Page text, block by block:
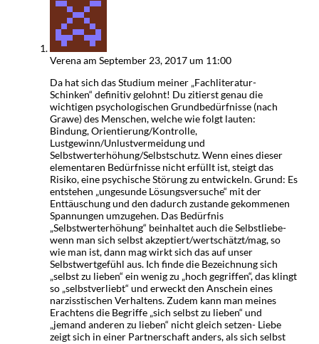
Verena am September 23, 2017 um 11:00
Da hat sich das Studium meiner „Fachliteratur-
Schinken“ definitiv gelohnt! Du zitierst genau die
wichtigen psychologischen Grundbedürfnisse (nach
Grawe) des Menschen, welche wie folgt lauten:
Bindung, Orientierung/Kontrolle,
Lustgewinn/Unlustvermeidung und
Selbstwerterhöhung/Selbstschutz. Wenn eines dieser
elementaren Bedürfnisse nicht erfüllt ist, steigt das
Risiko, eine psychische Störung zu entwickeln. Grund: Es
entstehen „ungesunde Lösungsversuche“ mit der
Enttäuschung und den dadurch zustande gekommenen
Spannungen umzugehen. Das Bedürfnis
„Selbstwerterhöhung“ beinhaltet auch die Selbstliebe-
wenn man sich selbst akzeptiert/wertschätzt/mag, so
wie man ist, dann mag wirkt sich das auf unser
Selbstwertgefühl aus. Ich finde die Bezeichnung sich
„selbst zu lieben“ ein wenig zu „hoch gegriffen“, das klingt
so „selbstverliebt“ und erweckt den Anschein eines
narzisstischen Verhaltens. Zudem kann man meines
Erachtens die Begriffe „sich selbst zu lieben“ und
„jemand anderen zu lieben“ nicht gleich setzen- Liebe
zeigt sich in einer Partnerschaft anders, als sich selbst